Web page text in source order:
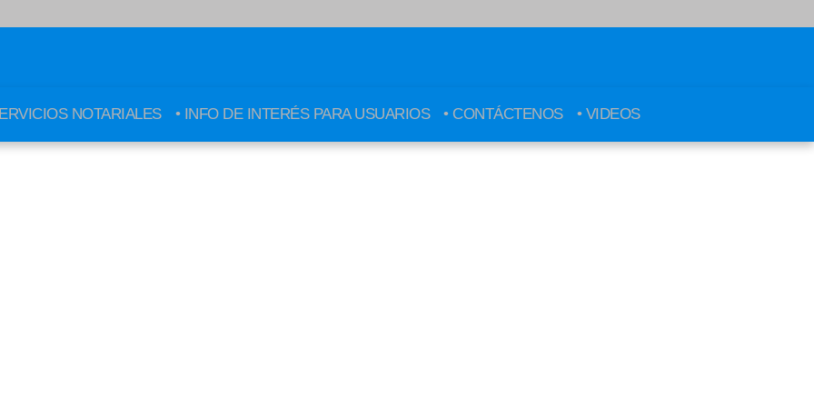
NOTARIALES • INFO DE INTERÉS PARA USUARIOS • CONTÁCTENOS • VIDEOS